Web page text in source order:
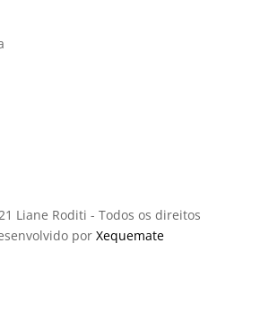
Liane Roditi - Todos os direitos
por Xequemate